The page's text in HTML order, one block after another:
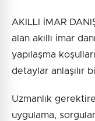
AKILLI İMAR
alan akıllı imar
yapılaşma
detaylar anlaşılır
Uzmanlık
uygulama,